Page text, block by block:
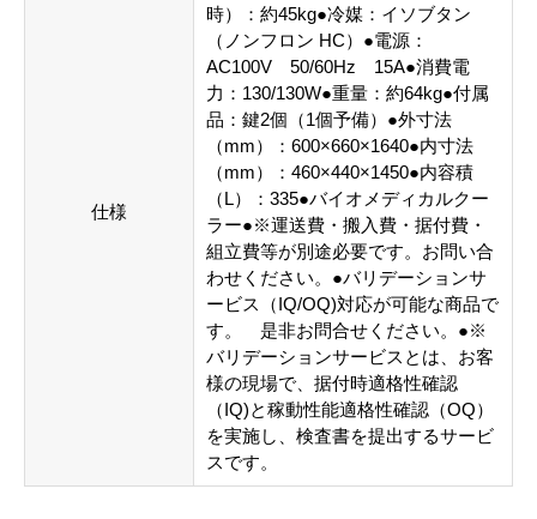
仕様
時）：約45kg●冷媒：イソブタン
（ノンフロン HC）●電源：
AC100V 50/60Hz 15A●消費電
力：130/130W●重量：約64kg●付属
品：鍵2個（1個予備）●外寸法
（mm）：600×660×1640●内寸法
（mm）：460×440×1450●内容積
（L）：335●バイオメディカルクー
ラー●※運送費・搬入費・据付費・
組立費等が別途必要です。お問い合
わせください。●バリデーションサ
ービス（IQ/OQ)対応が可能な商品で
す。 是非お問合せください。●※
バリデーションサービスとは、お客
様の現場で、据付時適格性確認
（IQ)と稼動性能適格性確認（OQ）
を実施し、検査書を提出するサービ
スです。